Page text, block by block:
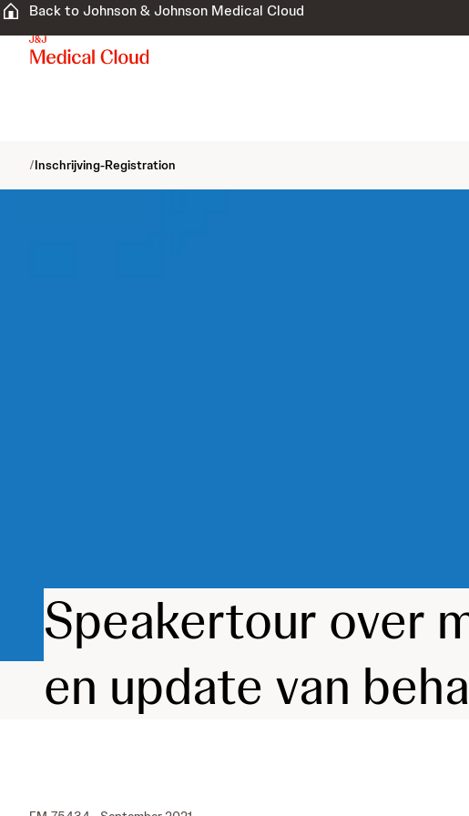
Back to Johnson & Johnson Medical Cloud
/Inschrijving-Registration
Speakertour over
en update van